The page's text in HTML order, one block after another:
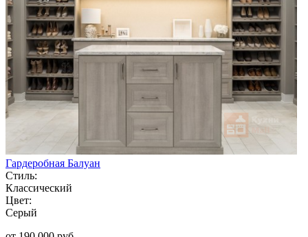
Гардеробная Балуан
Стиль:
Классический
Цвет:
Серый